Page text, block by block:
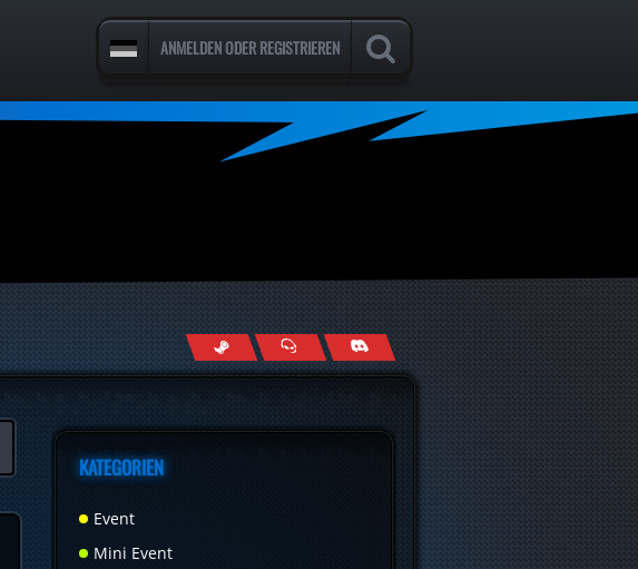
ANMELDEN ODER REGISTRIEREN
KATEGORIEN
Event
Mini Event